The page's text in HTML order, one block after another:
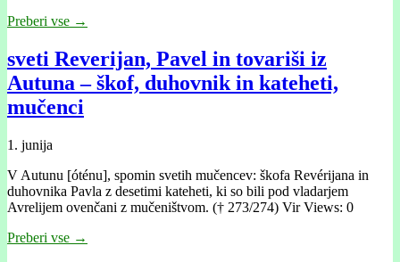
Preberi vse →
sveti Reverijan, Pavel in tovariši iz
Autuna – škof, duhovnik in kateheti,
mučenci
1. junija
V Autunu [óténu], spomin svetih mučencev: škofa Revérijana in
duhovnika Pavla z desetimi kateheti, ki so bili pod vladarjem
Avrelijem ovenčani z mučeništvom. († 273/274) Vir Views: 0
Preberi vse →